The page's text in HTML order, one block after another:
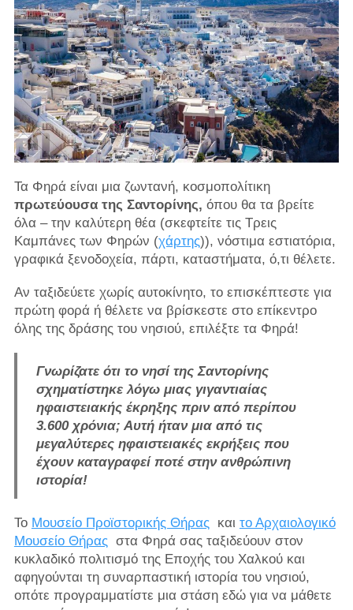
Τα Φηρά είναι μια ζωντανή, κοσμοπολίτικη
πρωτεύουσα της Σαντορίνης, όπου θα τα βρείτε
όλα – την καλύτερη θέα (σκεφτείτε τις Τρεις
Καμπάνες των Φηρών (χάρτης)), νόστιμα εστιατόρια,
γραφικά ξενοδοχεία, πάρτι, καταστήματα, ό,τι θέλετε.
Αν ταξιδεύετε χωρίς αυτοκίνητο, το επισκέπτεστε για
πρώτη φορά ή θέλετε να βρίσκεστε στο επίκεντρο
όλης της δράσης του νησιού, επιλέξτε τα Φηρά!
Γνωρίζατε ότι το νησί της Σαντορίνης
σχηματίστηκε λόγω μιας γιγαντιαίας
ηφαιστειακής έκρηξης πριν από περίπου
3.600 χρόνια; Αυτή ήταν μια από τις
μεγαλύτερες ηφαιστειακές εκρήξεις που
έχουν καταγραφεί ποτέ στην ανθρώπινη
ιστορία!
Το Μουσείο Προϊστορικής Θήρας και το Αρχαιολογικό
Μουσείο Θήρας στα Φηρά σας ταξιδεύουν στον
κυκλαδικό πολιτισμό της Εποχής του Χαλκού και
αφηγούνται τη συναρπαστική ιστορία του νησιού,
οπότε προγραμματίστε μια στάση εδώ για να μάθετε